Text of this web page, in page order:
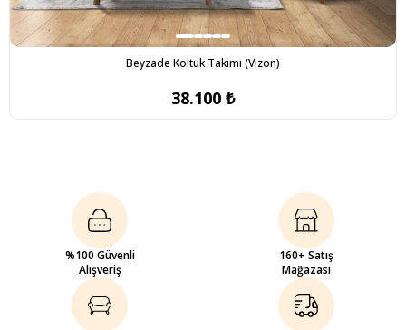
Beyzade Koltuk Takımı (Vizon)
38.100 ₺
%100 Güvenli
Alışveriş
160+ Satış
Mağazası